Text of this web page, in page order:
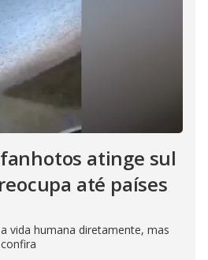
atinge sul
até países
vida humana diretamente, mas